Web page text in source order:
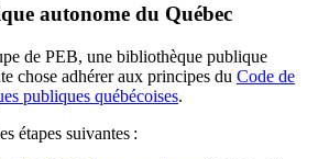
autonome du Québec
de PEB, une bibliothèque publique
chose adhérer aux principes du Code de
publiques québécoises.
étapes suivantes :